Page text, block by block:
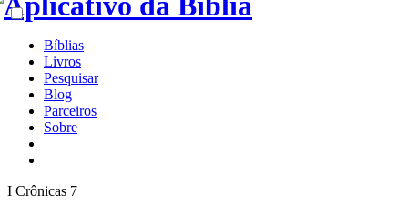
Bíblias
Livros
Pesquisar
Blog
Parceiros
Sobre
I Crônicas 7